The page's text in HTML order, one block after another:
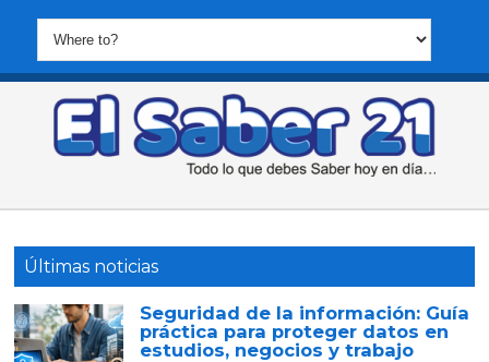
Últimas noticias
Seguridad de la información: Guía
práctica para proteger datos en
estudios, negocios y trabajo